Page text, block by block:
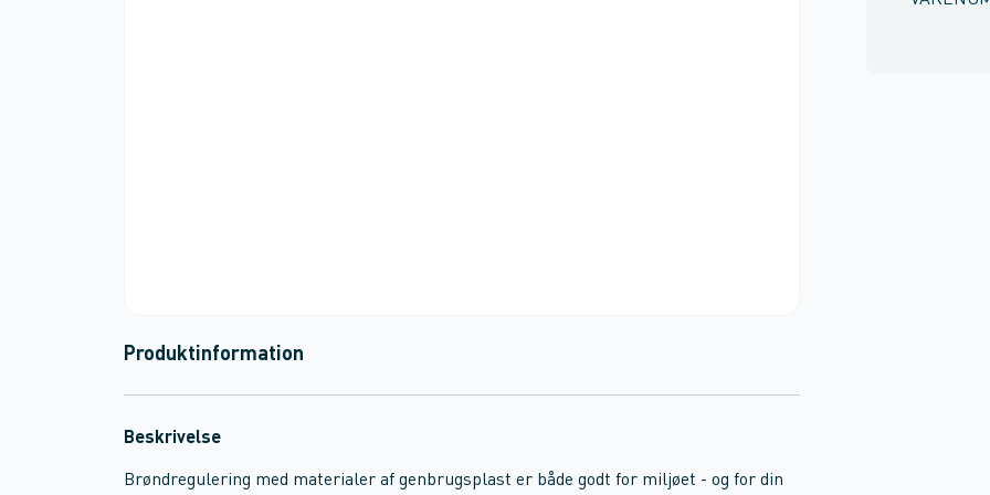
Produktinformation
Beskrivelse
Brøndregulering med materialer af genbrugsplast er både godt for miljøet - og for din